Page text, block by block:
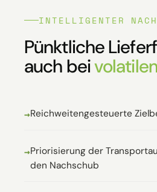
INTELLIGENTER
Pünktliche
auch bei
Reichweitengesteuerte
Priorisierung der
den Nachschub